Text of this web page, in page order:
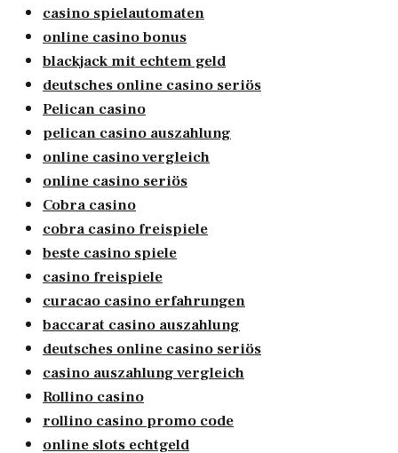
casino spielautomaten
online casino bonus
blackjack mit echtem geld
deutsches online casino seriös
Pelican casino
pelican casino auszahlung
online casino vergleich
online casino seriös
Cobra casino
cobra casino freispiele
beste casino spiele
casino freispiele
curacao casino erfahrungen
baccarat casino auszahlung
deutsches online casino seriös
casino auszahlung vergleich
Rollino casino
rollino casino promo code
online slots echtgeld